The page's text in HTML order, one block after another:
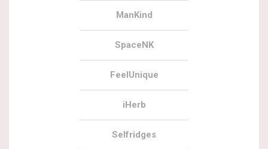
ManKind
SpaceNK
FeelUnique
iHerb
Selfridges